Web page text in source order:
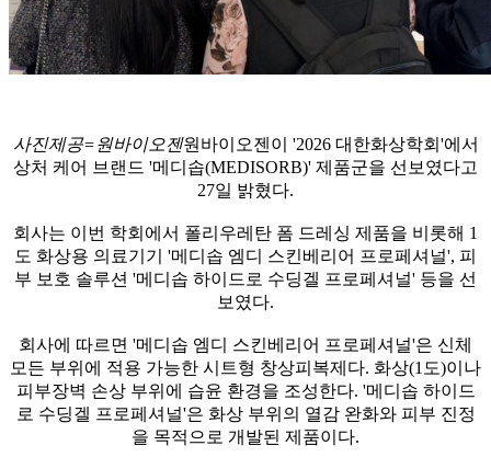
사진제공=원바이오젠원바이오젠이 '2026 대한화상학회'에서
상처 케어 브랜드 '메디솝(MEDISORB)' 제품군을 선보였다고
27일 밝혔다.
회사는 이번 학회에서 폴리우레탄 폼 드레싱 제품을 비롯해 1
도 화상용 의료기기 '메디솝 엠디 스킨베리어 프로페셔널', 피
부 보호 솔루션 '메디솝 하이드로 수딩겔 프로페셔널' 등을 선
보였다.
회사에 따르면 '메디솝 엠디 스킨베리어 프로페셔널'은 신체
모든 부위에 적용 가능한 시트형 창상피복제다. 화상(1도)이나
피부장벽 손상 부위에 습윤 환경을 조성한다. '메디솝 하이드
로 수딩겔 프로페셔널'은 화상 부위의 열감 완화와 피부 진정
을 목적으로 개발된 제품이다.